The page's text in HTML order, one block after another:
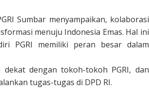
Sumbar menyampaikan, kolaborasi
menuju Indonesia Emas. Hal ini
PGRI memiliki peran besar dalam
dengan tokoh-tokoh PGRI, dan
tugas-tugas di DPD RI.